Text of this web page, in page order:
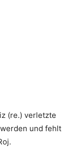
(re.) verletzte
und fehlt